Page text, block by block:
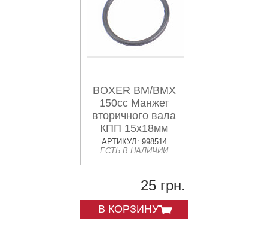
BOXER BM/BMX
150cc Манжет
вторичного вала
КПП 15x18мм
"59210024"
АРТИКУЛ: 998514
ЕСТЬ В НАЛИЧИИ
25 грн.
В КОРЗИНУ